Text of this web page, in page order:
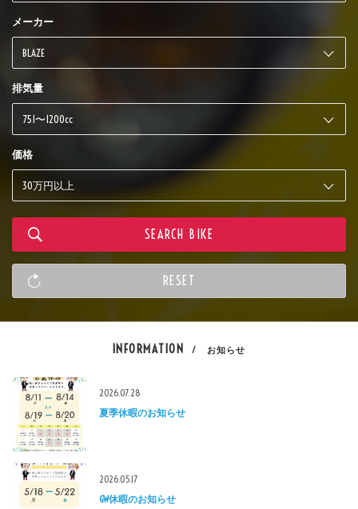
メーカー
排気量
価格
INFORMATION / お知らせ
2026.07.28
夏季休暇のお知らせ
2026.05.17
GW休暇のお知らせ